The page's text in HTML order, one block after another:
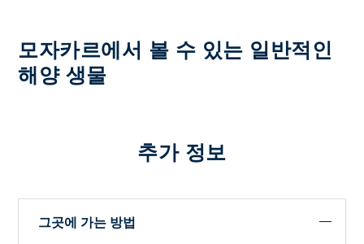
모자카르에서 볼 수 있는 일반적인
해양 생물
추가 정보
그곳에 가는 방법